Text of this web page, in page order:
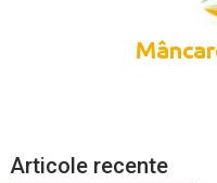
Articole recente